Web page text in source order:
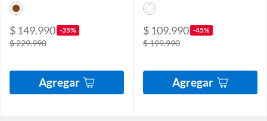
$ 149.990 -35%
$ 229.990
Agregar
$ 109.990 -45%
$ 199.990
Agregar